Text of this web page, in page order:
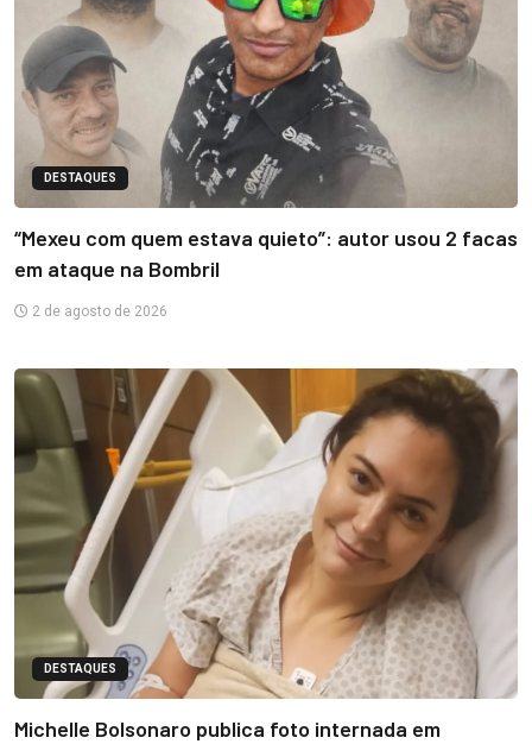
DESTAQUES
“Mexeu com quem estava quieto”: autor usou 2 facas
em ataque na Bombril
2 de agosto de 2026
DESTAQUES
Michelle Bolsonaro publica foto internada em